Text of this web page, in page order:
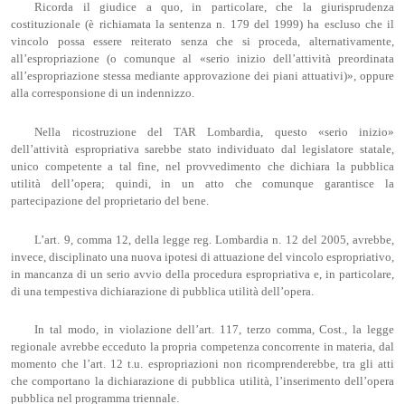
Ricorda il giudice a quo, in particolare, che la giurisprudenza
costituzionale (è richiamata la sentenza n. 179 del 1999) ha escluso che il
vincolo possa essere reiterato senza che si proceda, alternativamente,
all’espropriazione (o comunque al «serio inizio dell’attività preordinata
all’espropriazione stessa mediante approvazione dei piani attuativi)», oppure
alla corresponsione di un indennizzo.
Nella ricostruzione del TAR Lombardia, questo «serio inizio»
dell’attività espropriativa sarebbe stato individuato dal legislatore statale,
unico competente a tal fine, nel provvedimento che dichiara la pubblica
utilità dell’opera; quindi, in un atto che comunque garantisce la
partecipazione del proprietario del bene.
L’art. 9, comma 12, della legge reg. Lombardia n. 12 del 2005, avrebbe,
invece, disciplinato una nuova ipotesi di attuazione del vincolo espropriativo,
in mancanza di un serio avvio della procedura espropriativa e, in particolare,
di una tempestiva dichiarazione di pubblica utilità dell’opera.
In tal modo, in violazione dell’art. 117, terzo comma, Cost., la legge
regionale avrebbe ecceduto la propria competenza concorrente in materia, dal
momento che l’art. 12 t.u. espropriazioni non ricomprenderebbe, tra gli atti
che comportano la dichiarazione di pubblica utilità, l’inserimento dell’opera
pubblica nel programma triennale.